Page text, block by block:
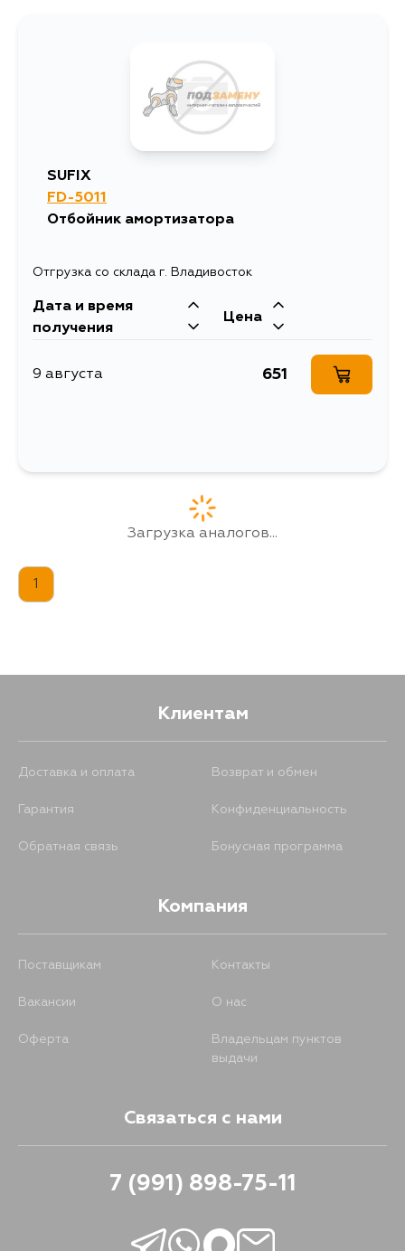
SUFIX
FD-5011
Отбойник амортизатора
Отгрузка со склада г. Владивосток
Дата и время
получения
Цена
9 августа 651
Загрузка аналогов...
1
Клиентам
Доставка и оплата Возврат и обмен
Гарантия Конфиденциальность
Обратная связь Бонусная программа
Компания
Поставщикам Контакты
Вакансии О нас
Оферта
Владельцам пунктов
выдачи
Связаться с нами
7 (991) 898-75-11